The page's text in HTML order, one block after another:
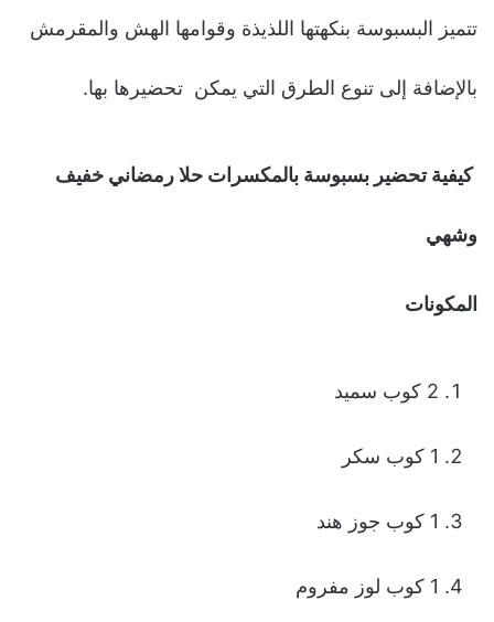
تتميز البسبوسة بنكهتها اللذيذة وقوامها الهش والمقرمش
بالإضافة إلى تنوع الطرق التي يمكن تحضيرها بها.
كيفية تحضير بسبوسة بالمكسرات حلا رمضاني خفيف
وشهي
المكونات
2 كوب سميد
1 كوب سكر
1 كوب جوز هند
1 كوب لوز مفروم